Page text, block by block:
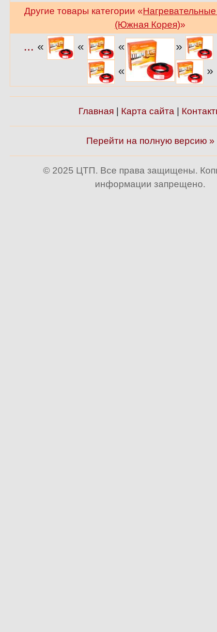
Другие товары категории «
(Южная Корея)»
... « «
«
«
»
»
Главная Карта сайта
Перейти на полную версию »
© 2025 ЦТП. Все права защищены.
информации запрещено.